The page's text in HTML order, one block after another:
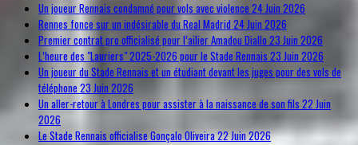
Un joueur Rennais condamné pour vols avec violence 24 Juin 2026
Rennes fonce sur un indésirable du Real Madrid 24 Juin 2026
Premier contrat pro officialisé pour l’ailier Amadou Diallo 23 Juin 2026
L’heure des "Lauriers" 2025-2026 pour le Stade Rennais 23 Juin 2026
Un joueur du Stade Rennais et un étudiant devant les juges pour des vols de
téléphone 23 Juin 2026
Un aller-retour à Londres pour assister à la naissance de son fils 22 Juin
2026
Le Stade Rennais officialise Gonçalo Oliveira22 Juin 2026